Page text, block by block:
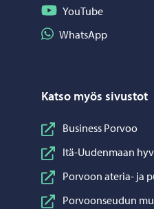
Seuraa YouTube
YouTube
Jaa WhatsApp
WhatsApp
Katso myös sivustot
Business Porvoo
Itä-Uudenmaan
Porvoon ateria- ja
Porvoonseudun